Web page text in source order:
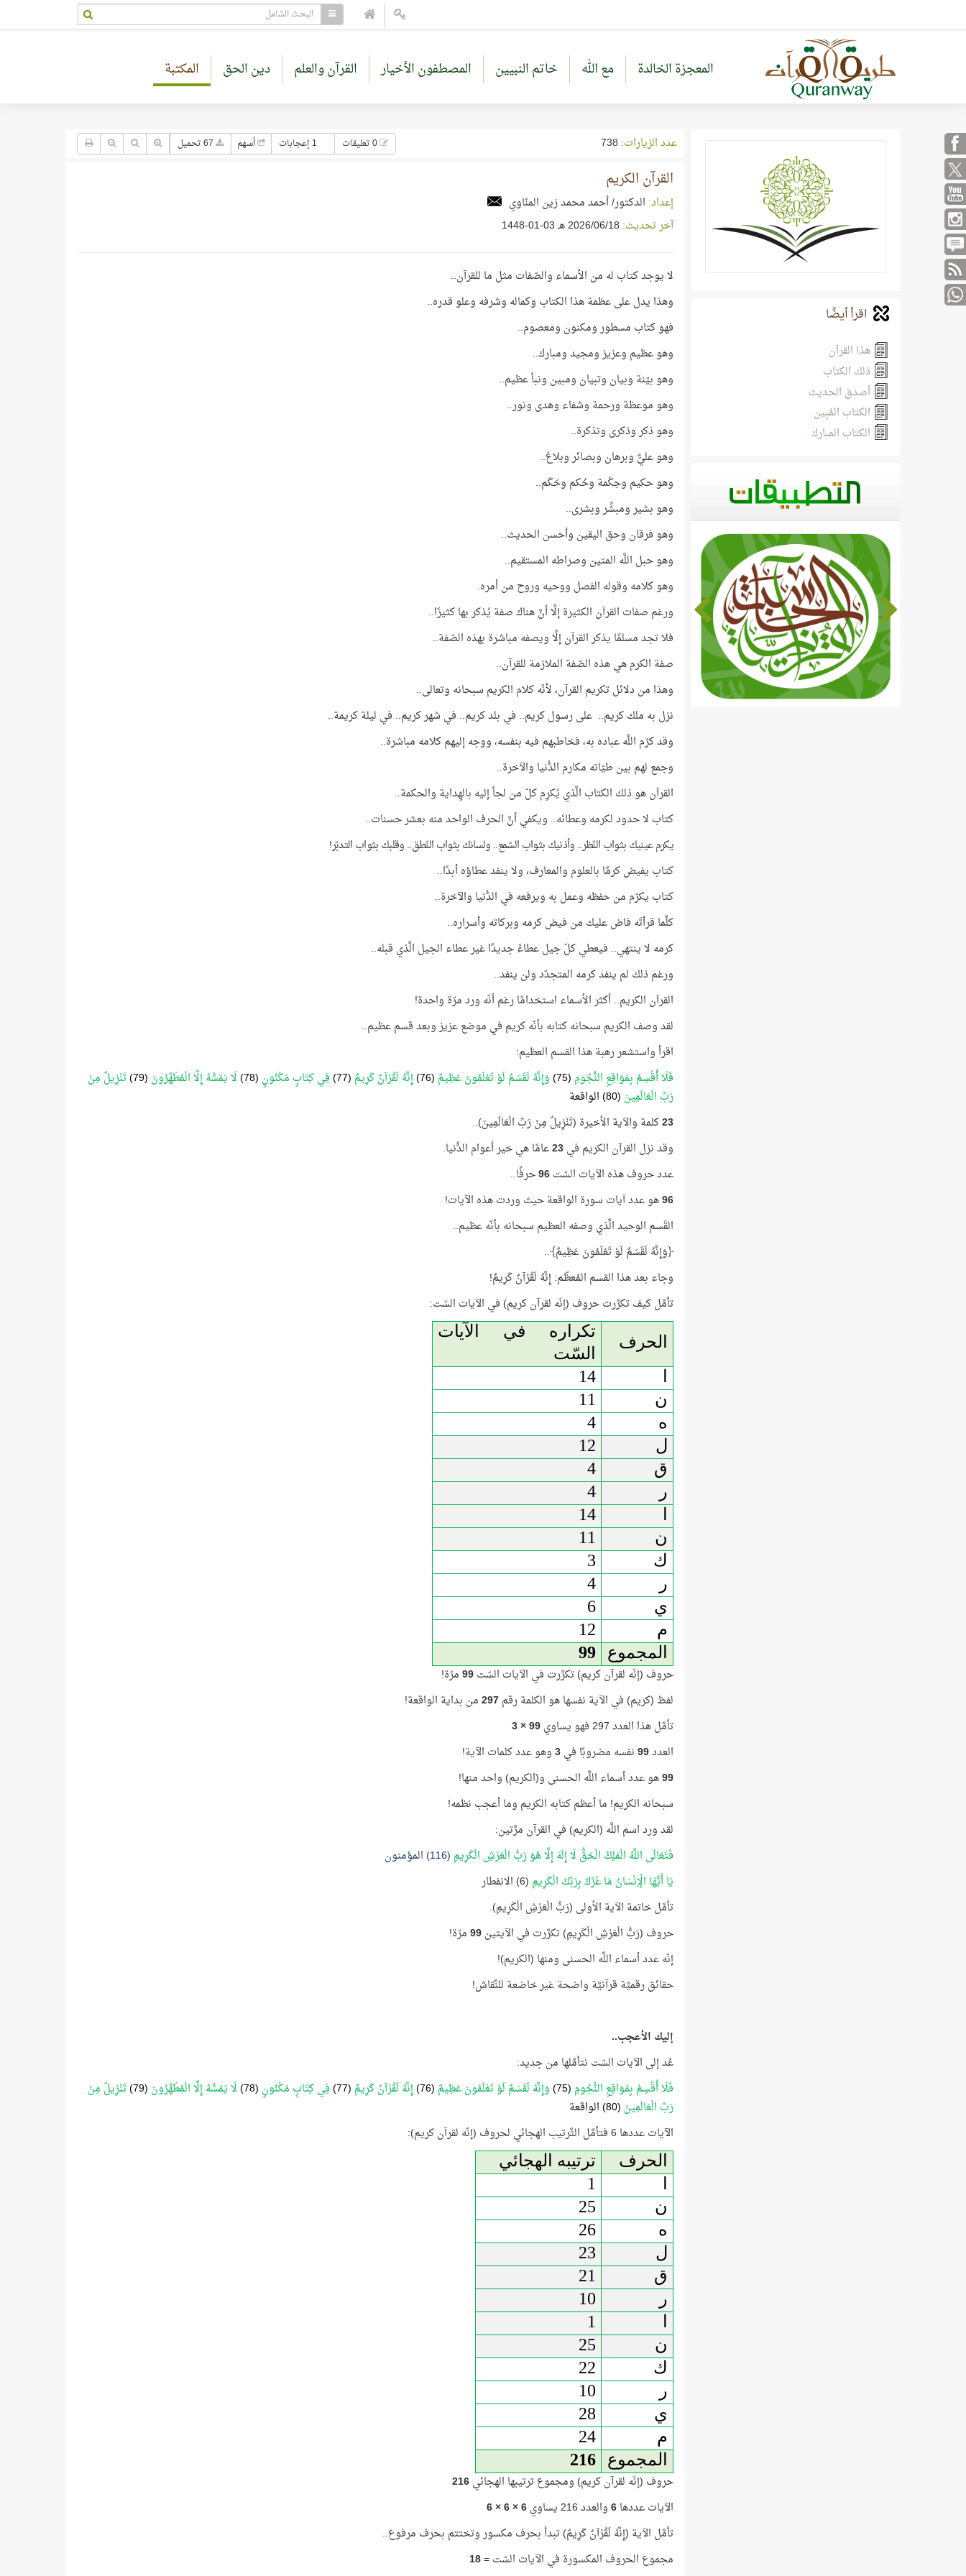
المعجزة الخالدة مع الله خاتم النبيين المصطفون الأخيار القرآن والعلم دين الحق المكتبة
اقرأ أيضًا
هذا القرآن
ذلك الكتاب
أصدق الحديث
الكتاب المُبِين
الكتاب المبارك
عدد الزيارات: 1 إعجابات أسهم
القرآن الكريم
إعداد: الدكتور/ أحمد محمد زين المنّاوي
آخر تحديث: 18‏/06‏/2026 هـ 03-01-1448
لا يوجد كتاب له من الأسماء والصّفات مثل ما للقرآن..
وهذا يدل على عظمة هذا الكتاب وكماله وشرفه وعلو قدره..
فهو كتاب مسطور ومكنون ومعصوم..
وهو عظيم وعزيز ومجيد ومبارك..
وهو بيّنة وبيان وتبيان ومبين ونبأ عظيم..
وهو موعظة ورحمة وشفاء وهدى ونور..
وهو ذكر وذكرى وتذكرة..
وهو عليٌّ وبرهان وبصائر وبلاغ..
وهو حكيم وحِكْمة وحُكم وحَكَم..
وهو بشير ومبشِّر وبشرى..
وهو فرقان وحق اليقين وأحسن الحديث..
وهو حبل اللَّه المتين وصراطه المستقيم..
وهو كلامه وقوله الفصل ووحيه وروح من أمره.
ورغم صفات القرآن الكثيرة إلَّا أنَّ هناك صفة يُذكر بها كثيرًا..
فلا تجد مسلمًا يذكر القرآن إلَّا ويصفه مباشرة بهذه الصّفة..
صفة الكرم هي هذه الصّفة الملازمة للقرآن..
وهذا من دلائل تكريم القرآن، لأنّه كلام الكريم سبحانه وتعالى..
نزل به ملك كريم.. على رسول كريم.. في بلد كريم.. في شهر كريم.. في ليلة كريمة..
وقد كرّم اللَّه عباده به، فخاطبهم فيه بنفسه، ووجه إليهم كلامه مباشرة..
وجمع لهم بين طيّاته مكارم الدُّنيا والآخرة..
القرآن هو ذلك الكتاب الَّذي يُكرِم كلّ من لجأ إليه بالهِداية والحكمة..
كتاب لا حدود لكرمه وعطائه.. ويكفي أنَّ الحرف الواحد منه بعشر حسنات..
يكرم عينيك بثواب النّظر.. وأذنيك بثواب السّمع.. ولسانك بثواب النّطق.. وقلبك بثواب التدبّر!
كتاب يفيض كرمًا بالعلوم والمعارف، ولا ينفد عطاؤه أبدًا..
كتاب يكرّم من حفظه وعمل به ويرفعه في الدُّنيا والآخرة..
كلَّما قرأتَه فاض عليك من فيض كرمه وبركاته وأسراره..
كرمه لا ينتهي.. فيعطي كلّ جيل عطاءً جديدًا غير عطاء الجيل الَّذي قبله..
ورغم ذلك لم ينفد كرمه المتجدّد ولن ينفد..
القرآن الكريم.. أكثر الأسماء استخدامًا رغم أنّه ورد مرّة واحدة!
لقد وصف الكريم سبحانه كتابه بأنّه كريم في موضع عزيز وبعد قسم عظيم..
اقرأ واستشعر رهبة هذا القسم العظيم:
فَلَا أُقْسِمُ بِمَوَاقِعِ النُّجُومِ (75) وَإِنَّهُ لَقَسَمٌ لَوْ تَعْلَمُونَ عَظِيمٌ (76) إِنَّهُ لَقُرْآنٌ كَرِيمٌ (77) فِي كِتَابٍ مَكْنُونٍ (78) لَا يَمَسُّهُ إِلَّا الْمُطَهَّرُونَ (79)
تَنْزِيلٌ مِنْ
رَبِّ الْعَالَمِينَ (80) الواقعة
23كلمة والآية الأخيرة (تَنْزِيلٌ مِنْ رَبِّ الْعَالَمِينَ)..
وقد نزل القرآن الكريم في23عامًا هي خير أعوام الدُّنيا.
عدد حروف هذه الآيات السّت96حرفًا..
96هو عدد آيات سورة الواقعة حيث وردت هذه الآيات!
القَسم الوحيد الَّذي وصفه العظيم سبحانه بأنّه عظيم..
﴿وَإِنَّهُ لَقَسَمٌ لَوْ تَعْلَمُونَ عَظِيمٌ﴾..
وجاء بعد هذا القسم المُعظّم: إِنَّهُ لَقُرْآنٌ كَرِيمٌ!
تأمَّل كيف تكرَّرت حروف (إنّه لقرآن كريم) في الآيات السّت:
الحرف
تكراره في الآيات
السّت
14
ن
11
ه
4
ل
12
ق
4
ر
4
14
ن
11
ك
3
ر
4
ي
6
م
12
المجموع
99
حروف (إنّه لقرآن كريم) تكرَّرت في الآيات السّت99مرّة!
لفظ (كريم) في الآية نفسها هو الكلمة رقم297من بداية الواقعة!
تأمَّل هذا العدد 297 فهو يساوي
99 × 3
العدد99نفسه مضروبًا في3وهو عدد كلمات الآية!
99هو عدد أسماء اللَّه الحسنى و(الكريم) واحد منها!
سبحانه الكريم! ما أعظم كتابه الكريم وما أعجب نظمه!
لقد ورد اسم اللَّه (الكريم) في القرآن مرَّتين:
فَتَعَالَى اللَّهُ الْمَلِكُ الْحَقُّ لَا إِلَهَ إِلَّا هُوَ رَبُّ الْعَرْشِ الْكَرِيمِ (116) المؤمنون
يَا أَيُّهَا الْإِنْسَانُ مَا غَرَّكَ بِرَبِّكَ الْكَرِيمِ (6) الانفطار
تأمَّل خاتمة الآية الأولى (رَبُّ الْعَرْشِ الْكَرِيمِ).
حروف (رَبُّ الْعَرْشِ الْكَرِيمِ) تكرَّرت في الآيتين99مرّة!
إنّه عدد أسماء اللَّه الحسنى ومنها (الكريم)!
حقائق رقميَّة قرآنيَّة واضحة غير خاضعة للنِّقاش!
إليك الأعجب..
عُد إلى الآيات السّت نتأمَّلها من جديد:
فَلَا أُقْسِمُ بِمَوَاقِعِ النُّجُومِ (75) وَإِنَّهُ لَقَسَمٌ لَوْ تَعْلَمُونَ عَظِيمٌ (76) إِنَّهُ لَقُرْآنٌ كَرِيمٌ (77) فِي كِتَابٍ مَكْنُونٍ (78) لَا يَمَسُّهُ إِلَّا الْمُطَهَّرُونَ (79)
تَنْزِيلٌ مِنْ
رَبِّ الْعَالَمِينَ (80) الواقعة
الآيات عددها 6 فتأمَّل التَّرتيب الهجائي لحروف (إنّه لقرآن كريم):
الحرف
ترتيبه الهجائي
1
ن
25
ه
26
ل
23
ق
21
ر
10
1
ن
25
ك
22
ر
10
ي
28
م
24
المجموع
216
حروف (إنّه لقرآن كريم) ومجموع ترتيبها الهجائي216
الآيات عددها6والعدد 216 يساوي
6 × 6 × 6
تأمَّل الآية (إِنَّهُ لَقُرْآنٌ كَرِيمٌ) تبدأ بحرف مكسور وتختتم بحرف مرفوع..
مجموع الحروف المكسورة في الآيات السّت =18